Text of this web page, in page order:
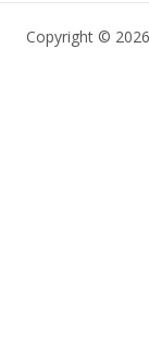
Copyright ©